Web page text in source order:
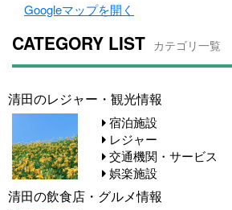
Googleマップを開く
CATEGORY LIST カテゴリ一覧
清田のレジャー・観光情報
宿泊施設
レジャー
交通機関・サービス
娯楽施設
清田の飲食店・グルメ情報